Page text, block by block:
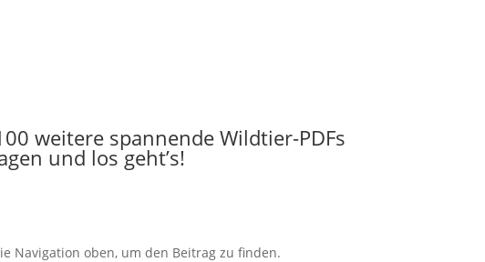
weitere spannende Wildtier-PDFs
und los geht’s!
Navigation oben, um den Beitrag zu finden.